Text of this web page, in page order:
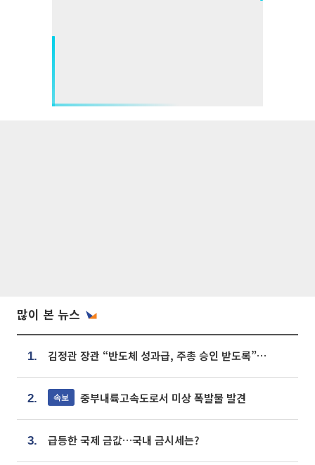
많이 본 뉴스
1. 김정관 장관 “반도체 성과급, 주총 승인 받도록”…상법·자본시장법 개정 시사
2. 속보 중부내륙고속도로서 미상 폭발물 발견
3. 급등한 국제 금값…국내 금시세는?